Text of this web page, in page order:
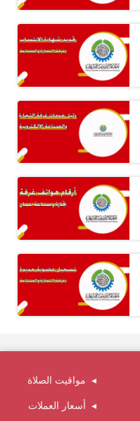
مواقيت الصلاة
أسعار العملات